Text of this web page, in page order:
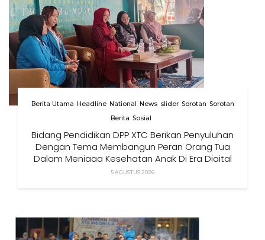
Berita Utama Headline National News slider Sorotan Sorotan
Berita Sosial
Bidang Pendidikan DPP XTC Berikan Penyuluhan
Dengan Tema Membangun Peran Orang Tua
Dalam Menjaga Kesehatan Anak Di Era Digital
5 AGUSTUS 2026